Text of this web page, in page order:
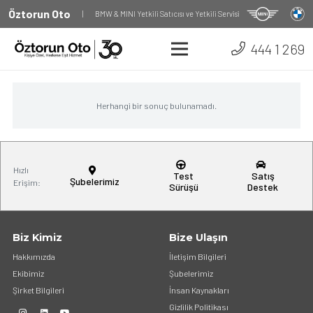
Öztorun Oto | BMW & MINI Yetkili Satıcısı ve Yetkili Servisi
444 1 269
Herhangi bir sonuç bulunamadı.
Hızlı
Erişim:
Şubelerimiz
Test
Sürüşü
Satış
Destek
Biz Kimiz
Hakkımızda
Ekibimiz
Şirket Bilgileri
Bize Ulaşın
İletişim Bilgileri
Şubelerimiz
İnsan Kaynakları
Gizlilik Politikası